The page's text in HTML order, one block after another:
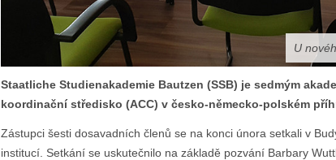
U
Staatliche Studienakademie Bautzen (SSB) je sedmým
koordinační středisko (ACC) v česko-německo-polském
Zástupci šesti dosavadních členů se na konci února setkali v
institucí. Setkání se uskutečnilo na základě pozvání Barbary